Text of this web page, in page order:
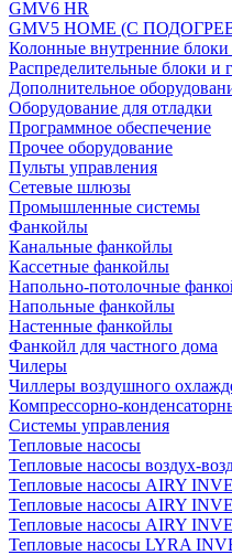
GMV6 HR
GMV5 HOME (С
Колонные внутренние
Распределительные блоки
Дополнительное
Оборудование для отладки
Программное обеспечение
Прочее оборудование
Пульты управления
Сетевые шлюзы
Промышленные системы
Фанкойлы
Канальные фанкойлы
Кассетные фанкойлы
Напольно-потолочные
Напольные фанкойлы
Настенные фанкойлы
Фанкойл для частного дома
Чилеры
Чиллеры воздушного
Компрессорно-
Системы управления
Тепловые насосы
Тепловые насосы воздух-
Тепловые насосы AIRY
Тепловые насосы AIRY
Тепловые насосы AIRY
Тепловые насосы LYRA